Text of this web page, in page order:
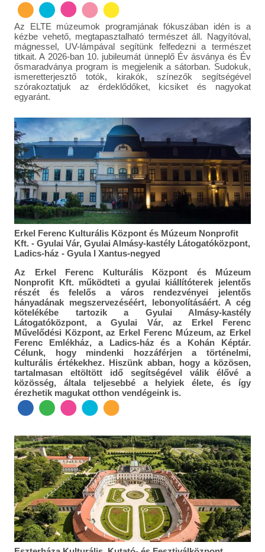
Az ELTE múzeumok programjának fókuszában idén is a
kézbe vehető, megtapasztalható természet áll. Nagyítóval,
mágnessel, UV-lámpával segítünk felfedezni a természet
titkait. A 2026-ban 10. jubileumát ünneplő Év ásványa és Év
ősmaradványa program is megjelenik a sátorban. Sudokuk,
ismeretterjesztő totók, kirakók, színezők segítségével
szórakoztatjuk az érdeklődőket, kicsiket és nagyokat
egyaránt.
Erkel Ferenc Kulturális Központ és Múzeum Nonprofit
Kft. - Gyulai Vár, Gyulai Almásy-kastély Látogatóközpont,
Ladics-ház - Gyula I Xantus-negyed
Az Erkel Ferenc Kulturális Központ és Múzeum
Nonprofit Kft. működteti a gyulai kiállítóterek jelentős
részét és felelős a város rendezvényei jelentős
hányadának megszervezéséért, lebonyolításáért. A cég
kötelékébe tartozik a Gyulai Almásy-kastély
Látogatóközpont, a Gyulai Vár, az Erkel Ferenc
Művelődési Központ, az Erkel Ferenc Múzeum, az Erkel
Ferenc Emlékház, a Ladics-ház és a Kohán Képtár.
Célunk, hogy mindenki hozzáférjen a történelmi,
kulturális értékekhez. Hiszünk abban, hogy a közösen,
tartalmasan eltöltött idő segítségével válik élővé a
közösség, általa teljesebbé a helyiek élete, és így
érezhetik magukat otthon vendégeink is.